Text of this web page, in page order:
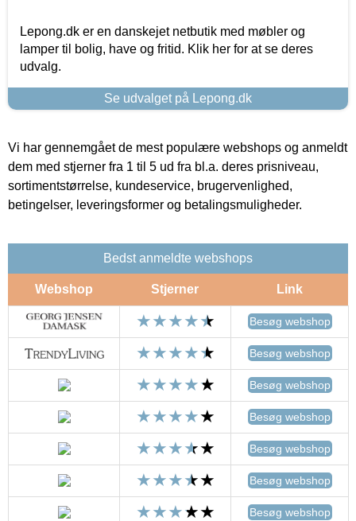
Lepong.dk er en danskejet netbutik med møbler og
lamper til bolig, have og fritid. Klik her for at se deres
udvalg.
Se udvalget på Lepong.dk
Vi har gennemgået de mest populære webshops og anmeldt
dem med stjerner fra 1 til 5 ud fra bl.a. deres prisniveau,
sortimentstørrelse, kundeservice, brugervenlighed,
betingelser, leveringsformer og betalingsmuligheder.
Bedst anmeldte webshops
Webshop Stjerner Link
Besøg webshop
Besøg webshop
Besøg webshop
Besøg webshop
Besøg webshop
Besøg webshop
Besøg webshop